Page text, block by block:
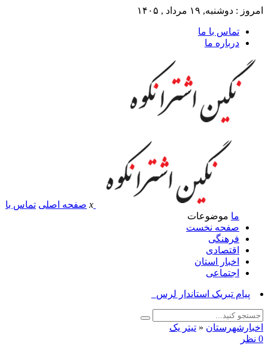
امروز : دوشنبه, ۱۹ مرداد , ۱۴۰۵
تماس با ما
درباره ما
x صفحه اصلی تماس با
ما موضوعات
صفحه نخست
فرهنگی
اقتصادی
اخبار استان
اجتماعی
پیام تبریک استاندار لرستان ب_
اخبارشهرستان « تیتر یک
0 نظر